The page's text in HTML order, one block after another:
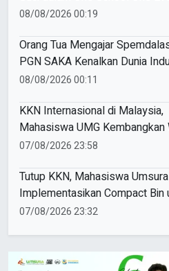
Mojokerto
08/08/2026 00:19
Orang Tua Mengajar
PGN SAKA Kenalkan Dunia
08/08/2026 00:11
KKN Internasional di Malaysia,
Mahasiswa UMG
Pengenalan Budaya Indonesia
07/08/2026 23:58
Tutup KKN, Mahasiswa Umsura
Implementasikan Compact Bin
Sampah Anorganik di Ketabang
07/08/2026 23:32